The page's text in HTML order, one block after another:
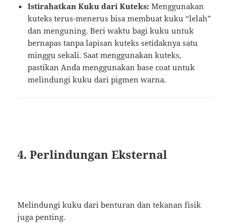
Istirahatkan Kuku dari Kuteks: Menggunakan
kuteks terus-menerus bisa membuat kuku “lelah”
dan menguning. Beri waktu bagi kuku untuk
bernapas tanpa lapisan kuteks setidaknya satu
minggu sekali. Saat menggunakan kuteks,
pastikan Anda menggunakan base coat untuk
melindungi kuku dari pigmen warna.
4. Perlindungan Eksternal
Melindungi kuku dari benturan dan tekanan fisik
juga penting.